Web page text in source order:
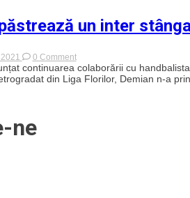
„U”
Clujun inter
0 Commenton
„Studentele”
păstrează
un
continuarea colaborării cu
din Liga Florilor, Demian n-a
ne